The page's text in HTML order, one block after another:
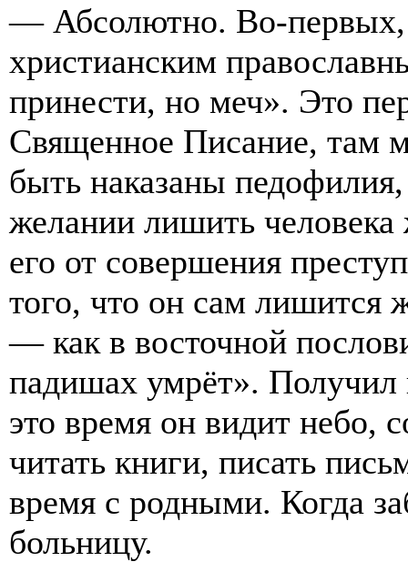
— Абсолютно. Во-первых,
христианским
принести, но меч». Это
Священное Писание, там
быть наказаны
желании лишить
его от совершения
того, что он сам лишится
— как в восточной
падишах умрёт». Получил
это время он видит небо,
читать книги, писать
время с родными. Когда
больницу.